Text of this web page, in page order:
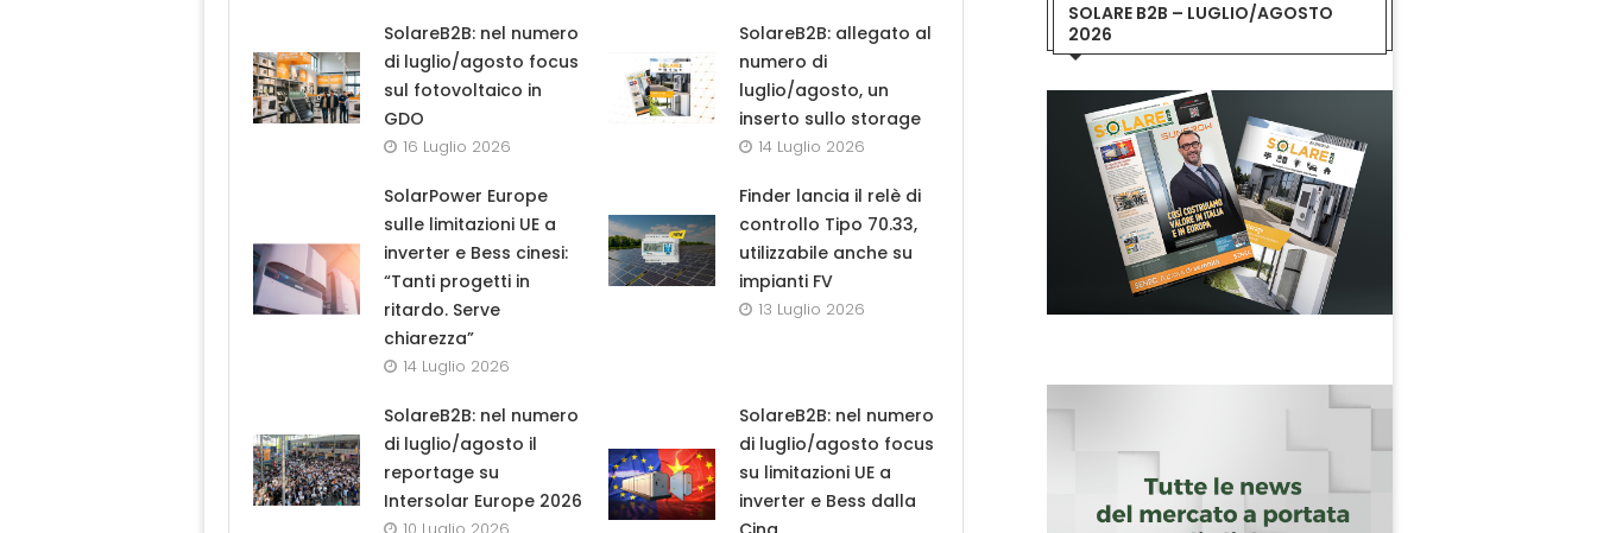
SolareB2B: nel numero
di luglio/agosto focus
sul fotovoltaico in
GDO
16 Luglio 2026
SolareB2B: allegato al
numero di
luglio/agosto, un
inserto sullo storage
14 Luglio 2026
SolarPower Europe
sulle limitazioni UE a
inverter e Bess cinesi:
“Tanti progetti in
ritardo. Serve
chiarezza”
14 Luglio 2026
Finder lancia il relè di
controllo Tipo 70.33,
utilizzabile anche su
impianti FV
13 Luglio 2026
SolareB2B: nel numero
di luglio/agosto il
reportage su
Intersolar Europe 2026
SolareB2B: nel numero
di luglio/agosto focus
su limitazioni UE a
inverter e Bess dalla
SOLARE B2B – LUGLIO/AGOSTO
2026